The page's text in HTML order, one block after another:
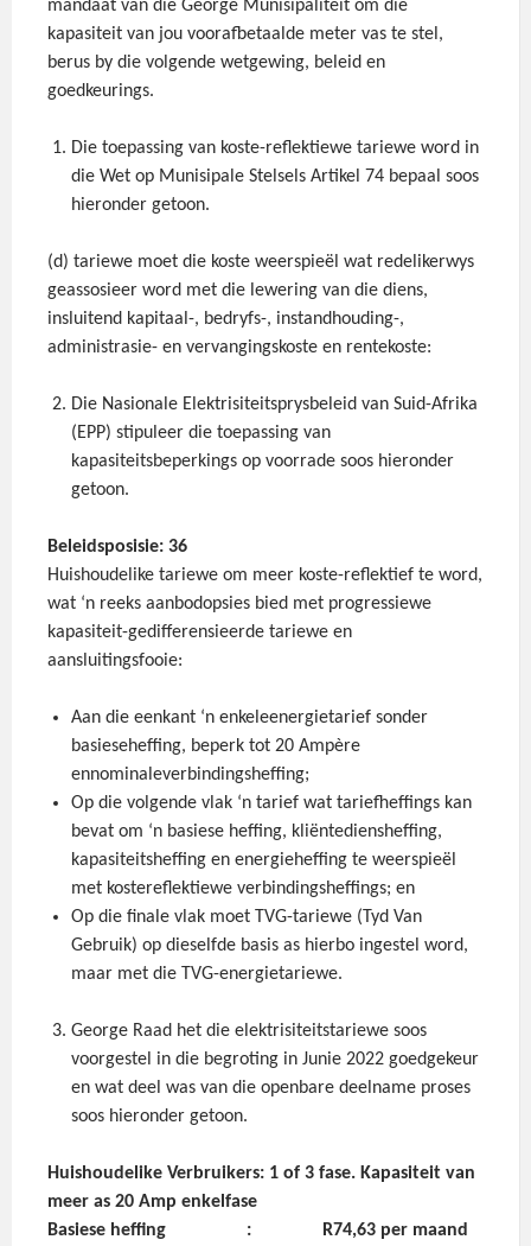
mandaat van die George Munisipaliteit om die
kapasiteit van jou voorafbetaalde meter vas te stel,
berus by die volgende wetgewing, beleid en
goedkeurings.
Die toepassing van koste-reflektiewe tariewe word in
die Wet op Munisipale Stelsels Artikel 74 bepaal soos
hieronder getoon.
(d) tariewe moet die koste weerspieël wat redelikerwys
geassosieer word met die lewering van die diens,
insluitend kapitaal-, bedryfs-, instandhouding-,
administrasie- en vervangingskoste en rentekoste:
Die Nasionale Elektrisiteitsprysbeleid van Suid-Afrika
(EPP) stipuleer die toepassing van
kapasiteitsbeperkings op voorrade soos hieronder
getoon.
Beleidsposisie: 36
Huishoudelike tariewe om meer koste-reflektief te word,
wat ‘n reeks aanbodopsies bied met progressiewe
kapasiteit-gedifferensieerde tariewe en
aansluitingsfooie:
Aan die eenkant ‘n enkeleenergietarief sonder
basieseheffing, beperk tot 20 Ampère
ennominaleverbindingsheffing;
Op die volgende vlak ‘n tarief wat tariefheffings kan
bevat om ‘n basiese heffing, kliëntediensheffing,
kapasiteitsheffing en energieheffing te weerspieël
met kostereflektiewe verbindingsheffings; en
Op die finale vlak moet TVG-tariewe (Tyd Van
Gebruik) op dieselfde basis as hierbo ingestel word,
maar met die TVG-energietariewe.
George Raad het die elektrisiteitstariewe soos
voorgestel in die begroting in Junie 2022 goedgekeur
en wat deel was van die openbare deelname proses
soos hieronder getoon.
Huishoudelike Verbruikers: 1 of 3 fase. Kapasiteit van
meer as 20 Amp enkelfase
Basiese heffing : R74,63 per maand